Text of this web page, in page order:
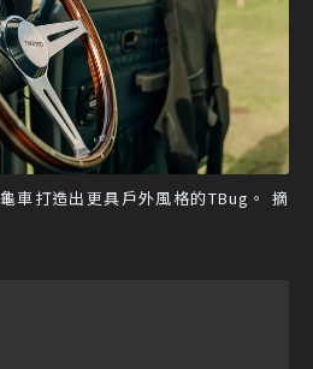
打造出更具戶外風格的TBug。 摘